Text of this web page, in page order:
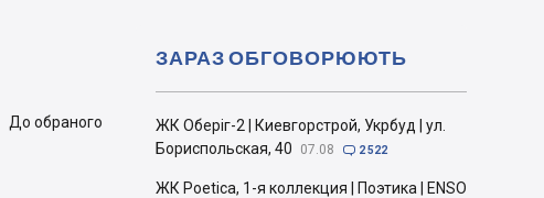
До обраного
ЖК Оберіг-2 | Киевгорстрой, Укрбуд | ул.
Бориспольская, 40
07.08  2 522
ЖК Poetica, 1-я коллекция | Поэтика | ENSO
ЗАРАЗ ОБГОВОРЮЮТЬ